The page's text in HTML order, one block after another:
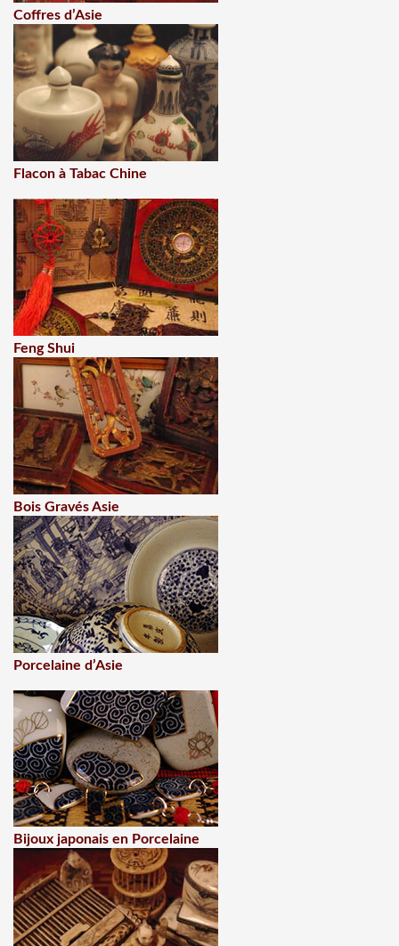
Coffres d’Asie
Flacon à Tabac Chine
Feng Shui
Bois Gravés Asie
Porcelaine d’Asie
Bijoux japonais en Porcelaine